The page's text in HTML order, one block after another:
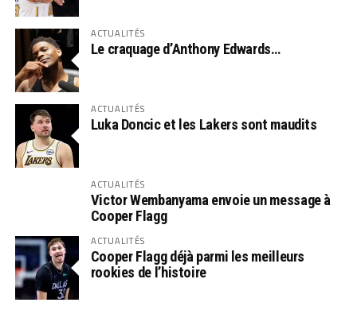
ACTUALITÉS
Le craquage d’Anthony Edwards…
ACTUALITÉS
Luka Doncic et les Lakers sont maudits
ACTUALITÉS
Victor Wembanyama envoie un message à
Cooper Flagg
ACTUALITÉS
Cooper Flagg déjà parmi les meilleurs
rookies de l’histoire